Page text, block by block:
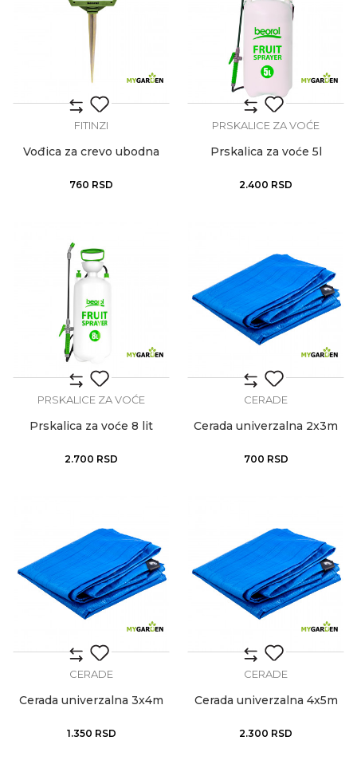
FITINZI
Vođica za crevo ubodna
760 RSD
PRSKALICE ZA VOĆE
Prskalica za voće 5l
2.400 RSD
PRSKALICE ZA VOĆE
Prskalica za voće 8 lit
2.700 RSD
CERADE
Cerada univerzalna 2x3m
700 RSD
CERADE
Cerada univerzalna 3x4m
1.350 RSD
CERADE
Cerada univerzalna 4x5m
2.300 RSD